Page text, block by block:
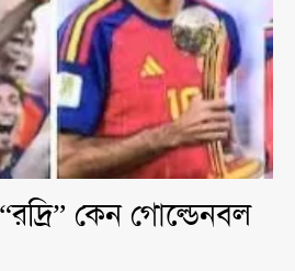
কেন গোল্ডেনবল